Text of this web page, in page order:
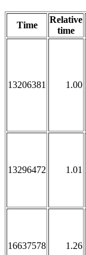
Time
Relative
time
13206381 1.00
13296472 1.01
16637578 1.26